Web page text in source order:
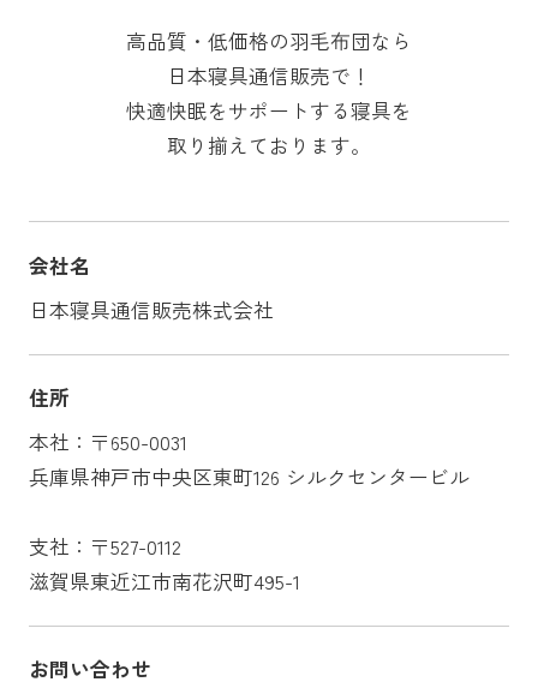
高品質・低価格の羽毛布団なら
日本寝具通信販売で！
快適快眠をサポートする寝具を
取り揃えております。
会社名
日本寝具通信販売株式会社
住所
本社：〒650-0031
兵庫県神戸市中央区東町126 シルクセンタービル
支社：〒527-0112
滋賀県東近江市南花沢町495-1
お問い合わせ